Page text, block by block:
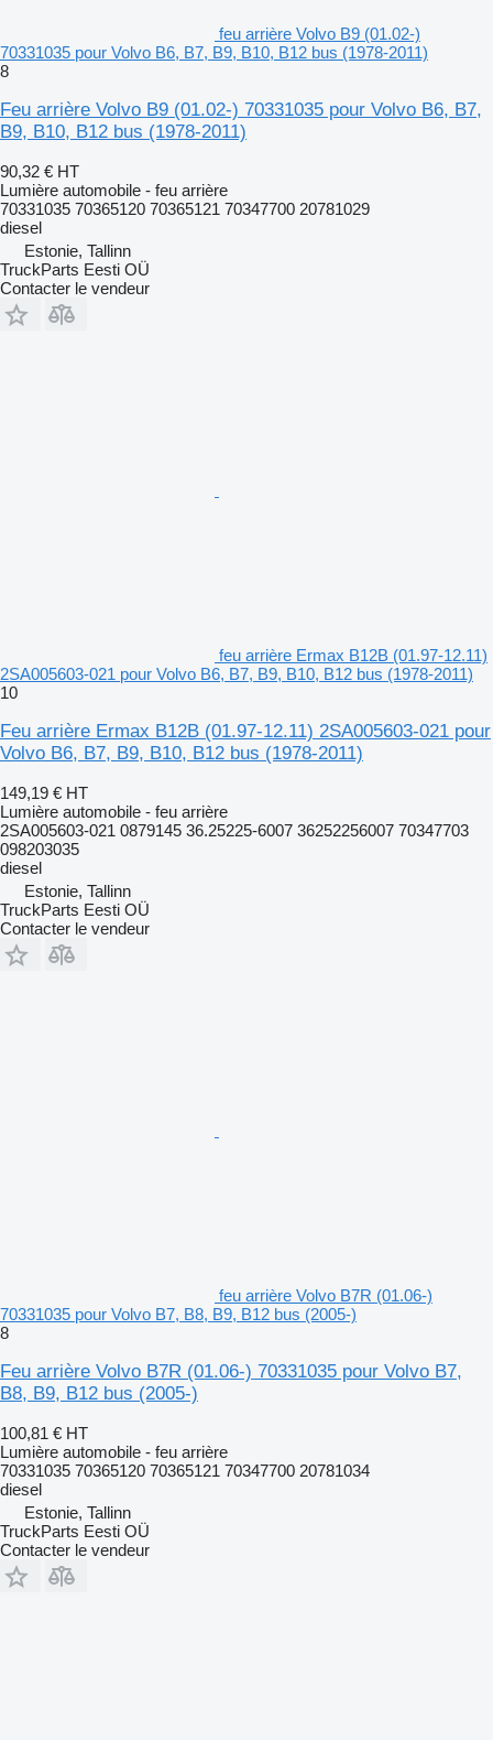
feu arrière Volvo B9 (01.02-)
70331035 pour Volvo B6, B7, B9, B10, B12 bus (1978-2011)
8
Feu arrière Volvo B9 (01.02-) 70331035 pour Volvo B6, B7,
B9, B10, B12 bus (1978-2011)
90,32 € HT
Lumière automobile - feu arrière
70331035 70365120 70365121 70347700 20781029
diesel
Estonie, Tallinn
TruckParts Eesti OÜ
Contacter le vendeur
feu arrière Ermax B12B (01.97-12.11)
2SA005603-021 pour Volvo B6, B7, B9, B10, B12 bus (1978-2011)
10
Feu arrière Ermax B12B (01.97-12.11) 2SA005603-021 pour
Volvo B6, B7, B9, B10, B12 bus (1978-2011)
149,19 € HT
Lumière automobile - feu arrière
2SA005603-021 0879145 36.25225-6007 36252256007 70347703
098203035
diesel
Estonie, Tallinn
TruckParts Eesti OÜ
Contacter le vendeur
feu arrière Volvo B7R (01.06-)
70331035 pour Volvo B7, B8, B9, B12 bus (2005-)
8
Feu arrière Volvo B7R (01.06-) 70331035 pour Volvo B7,
B8, B9, B12 bus (2005-)
100,81 € HT
Lumière automobile - feu arrière
70331035 70365120 70365121 70347700 20781034
diesel
Estonie, Tallinn
TruckParts Eesti OÜ
Contacter le vendeur